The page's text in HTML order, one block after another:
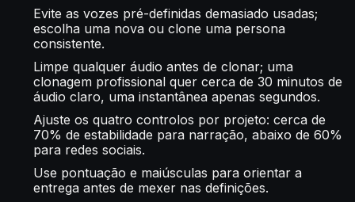
Evite as vozes pré-definidas demasiado usadas;
escolha uma nova ou clone uma persona
consistente.
Limpe qualquer áudio antes de clonar; uma
clonagem profissional quer cerca de 30 minutos de
áudio claro, uma instantânea apenas segundos.
Ajuste os quatro controlos por projeto: cerca de
70% de estabilidade para narração, abaixo de 60%
para redes sociais.
Use pontuação e maiúsculas para orientar a
entrega antes de mexer nas definições.